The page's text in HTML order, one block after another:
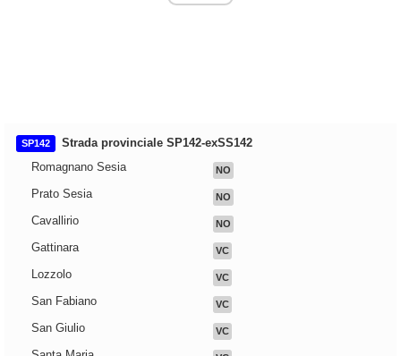
SP142
Strada provinciale SP142-exSS142
Romagnano Sesia
NO
Prato Sesia NO
Cavallirio NO
Gattinara VC
Lozzolo VC
San Fabiano VC
San Giulio VC